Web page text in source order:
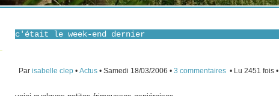
c'était le week-end dernier
Par isabelle clep • Actus • Samedi 18/03/2006 • 3 commentaires • Lu 2451 fois •